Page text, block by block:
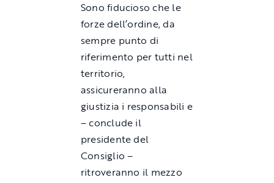
Sono fiducioso che le
forze dell’ordine, da
sempre punto di
riferimento per tutti nel
territorio,
assicureranno alla
giustizia i responsabili e
– conclude il
presidente del
Consiglio –
ritroveranno il mezzo